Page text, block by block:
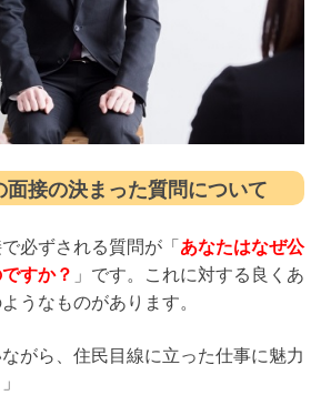
面接の決まった質問について
必ずされる質問が「あなたはなぜ公
すか？ 」です。これに対する良くあ
うなものがあります。
ながら、住民目線に立った仕事に魅力